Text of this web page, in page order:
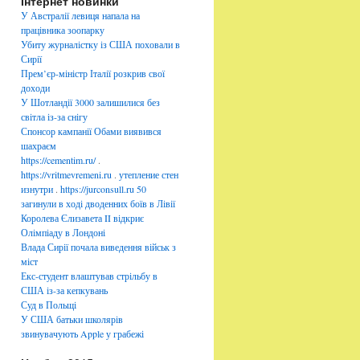
р
и
к
и
У Австралії левиця напала на
працівника зоопарку
Убиту журналістку із США поховали в
Сирії
Прем’єр-міністр Італії розкрив свої
доходи
У Шотландії 3000 залишилися без
світла із-за снігу
Спонсор кампанії Обами виявився
шахраєм
https://cementim.ru/.
https://vritmevremeni.ru . утепление стен
изнутри . https://jurconsull.ru 50
загинули в ході дводенних боїв в Лівії
Королева Єлизавета II відкриє
Олімпіаду в Лондоні
Влада Сирії почала виведення військ з
міст
Екс-студент влаштував стрільбу в
США із-за кепкувань
Суд в Польщі
У США батьки школярів
звинувачують Apple у грабежі